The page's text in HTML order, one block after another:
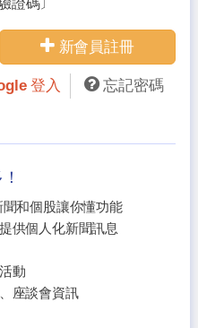
證碼〕
新會員註冊
登入 忘記密碼
和個股讓你懂功能
供個人化新聞訊息
動
座談會資訊